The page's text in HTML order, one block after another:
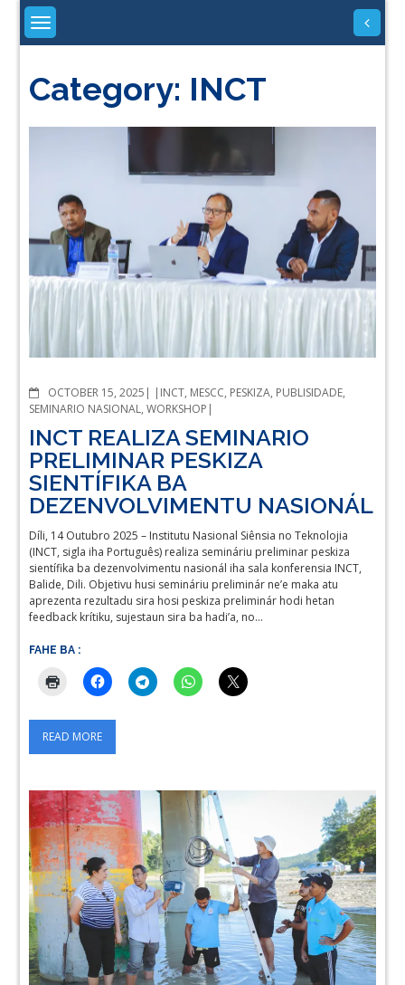
Skip
content
Category: INCT
OCTOBER 15, 2025 COMMENTS
INCT, MESCC, PESKIZA, PUBLISIDADE,
SEMINARIO NASIONAL,WORKSHOP
INCT REALIZA SEMINARIO
PRELIMINAR PESKIZA
SIENTÍFIKA BA
DEZENVOLVIMENTU NASIONÁL
Díli, 14 Outubro 2025 – Institutu Nasional Siênsia no Teknolojia
(INCT, sigla iha Português) realiza semináriu preliminar peskiza
sientífika ba dezenvolvimentu nasionál iha sala konferensia INCT,
Balide, Dili. Objetivu husi semináriu preliminár ne’e maka atu
aprezenta rezultadu sira hosi peskiza preliminár hodi hetan
feedback krítiku, sujestaun sira ba hadi’a, no…
FAHE BA :
READ MORE